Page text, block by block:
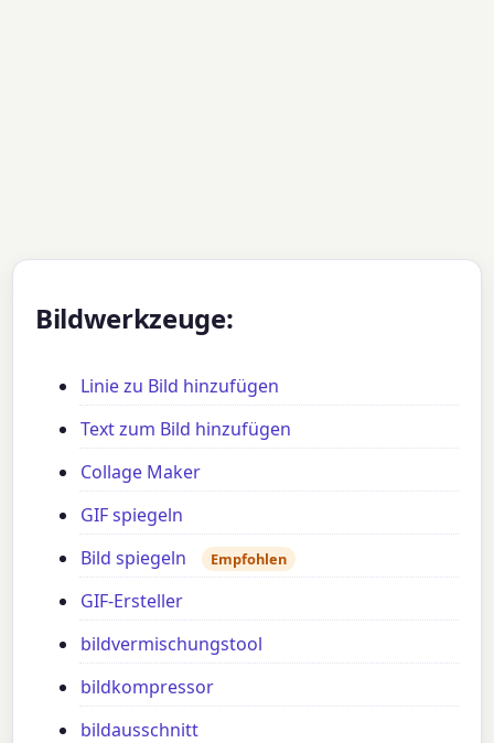
Bildwerkzeuge:
Linie zu Bild hinzufügen
Text zum Bild hinzufügen
Collage Maker
GIF spiegeln
Bild spiegeln
Empfohlen
GIF-Ersteller
bildvermischungstool
bildkompressor
bildausschnitt